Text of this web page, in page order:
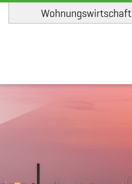
Wohnungswirtschaft